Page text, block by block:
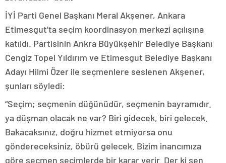
İYİ Parti Genel Başkanı Meral Akşener, Ankara
Etimesgut’ta seçim koordinasyon merkezi açılışına
katıldı. Partisinin Ankra Büyükşehir Belediye Başkanı
Cengiz Topel Yıldırım ve Etimesgut Belediye Başkanı
Adayı Hilmi Özer ile seçmenlere seslenen Akşener,
şunları söyledi:
“Seçim; seçmenin düğünüdür, seçmenin bayramıdır.
ya düşman olacak ne var? Biri gidecek, biri gelecek.
Bakacaksınız, doğru hizmet etmiyorsa onu
göndereceksiniz, öbürü gelecek. Bizim inancımıza
göre seçmen seçimlerde bir karar verir. Der ki sen